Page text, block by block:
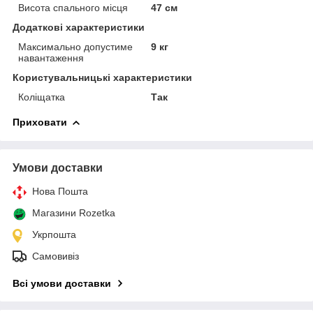
Висота спального місця
47 см
Додаткові характеристики
Максимально допустиме
навантаження
9 кг
Користувальницькі характеристики
Коліщатка
Так
Приховати
Умови доставки
Нова Пошта
Магазини Rozetka
Укрпошта
Самовивіз
Всі умови доставки